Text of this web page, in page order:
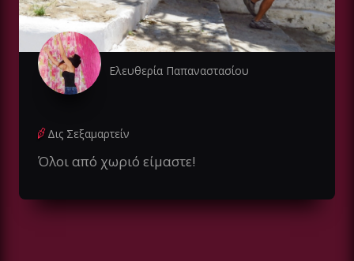
Ελευθερία Παπαναστασίου
Δις Σεξαμαρτείν
Όλοι από χωριό είμαστε!